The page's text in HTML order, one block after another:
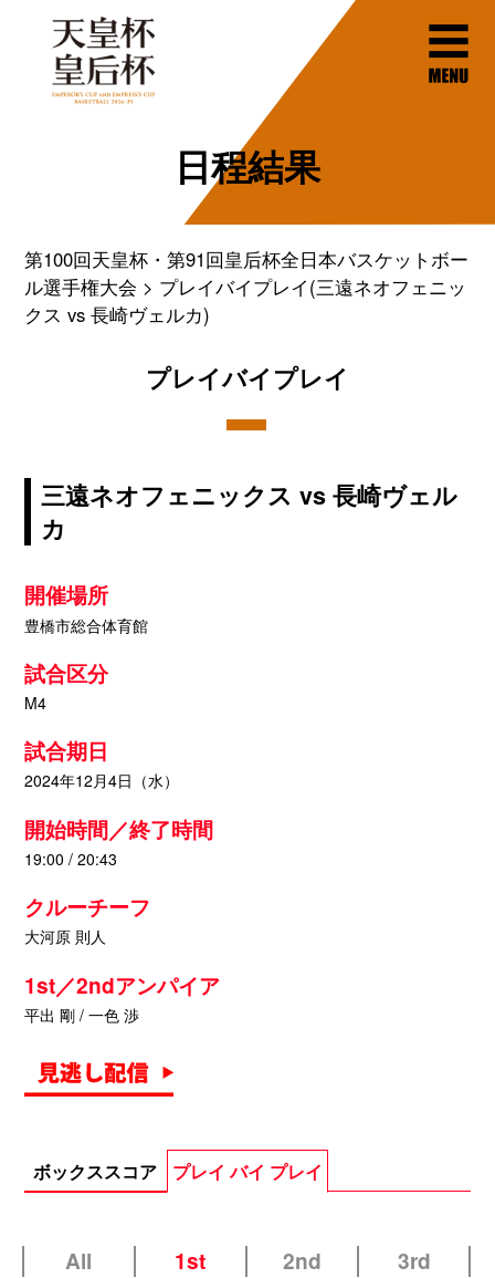
日程結果
第100回天皇杯・第91回皇后杯全日本バスケットボー
ル選手権大会
プレイバイプレイ(三遠ネオフェニッ
クス vs 長崎ヴェルカ)
プレイバイプレイ
三遠ネオフェニックス vs 長崎ヴェル
カ
開催場所
豊橋市総合体育館
試合区分
M4
試合期日
2024年12月4日（水）
開始時間／終了時間
19:00 / 20:43
クルーチーフ
大河原 則人
1st／2ndアンパイア
平出 剛 / 一色 渉
ボックススコア プレイ バイ プレイ
All 1st 2nd
3rd